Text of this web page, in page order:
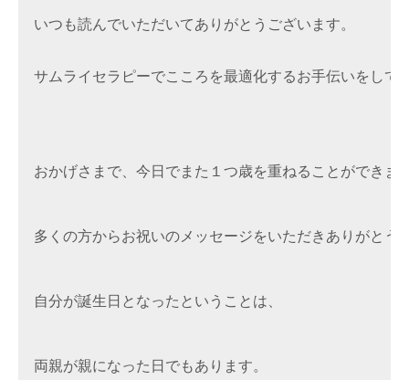
いつも読んでいただいてありがとうございます。
サムライセラピーでこころを最適化するお手伝いをして
おかげさまで、今日でまた１つ歳を重ねることができま
多くの方からお祝いのメッセージをいただきありがとう
自分が誕生日となったということは、
両親が親になった日でもあります。